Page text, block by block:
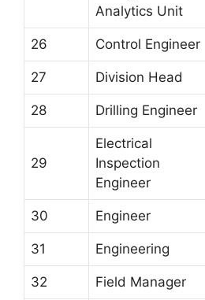
Analytics Unit
26 Control Engineer
27 Division Head
28 Drilling Engineer
29
Electrical
Inspection
Engineer
30 Engineer
31 Engineering
32 Field Manager